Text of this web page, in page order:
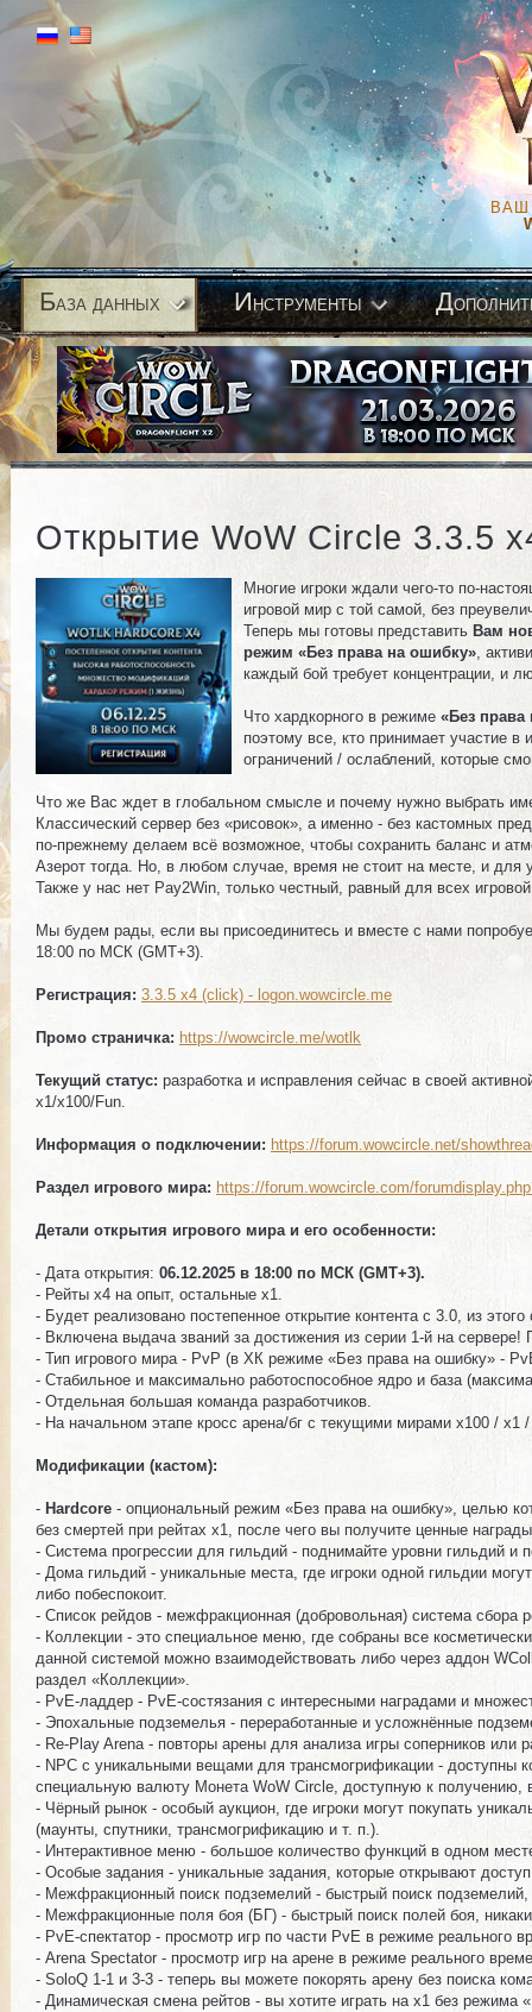
ВАШ
База данных Инструменты Д
Открытие WoW Circle 3.3.5
Многие игроки ждали чего-то по-
игровой мир с той самой, без
Теперь мы готовы представить Вам
режим «Без права на ошибку»,
каждый бой требует концентрации, и
Что хардкорного в режиме «Без права
поэтому все, кто принимает участие
ограничений / ослаблений, которые
Что же Вас ждет в глобальном смысле и почему нужно выбрать
Классический сервер без «рисовок», а именно - без кастомных
по-прежнему делаем всё возможное, чтобы сохранить баланс и
Азерот тогда. Но, в любом случае, время не стоит на месте, и
Также у нас нет Pay2Win, только честный, равный для всех
Мы будем рады, если вы присоединитесь и вместе с нами
18:00 по МСК (GMT+3).
Регистрация: 3.3.5 x4 (click) - logon.wowcircle.me
Промо страничка: https://wowcircle.me/wotlk
Текущий статус: разработка и исправления сейчас в своей
x1/x100/Fun.
Информация о подключении: https://forum.wowcircle.net/
Раздел игрового мира: https://forum.wowcircle.com/
Детали открытия игрового мира и его особенности:
- Дата открытия: 06.12.2025 в 18:00 по МСК (GMT+3).
- Рейты х4 на опыт, остальные х1.
- Будет реализовано постепенное открытие контента с 3.0, из
- Включена выдача званий за достижения из серии 1-й на
- Тип игрового мира - PvP (в ХК режиме «Без права на ошибку» -
- Стабильное и максимально работоспособное ядро и база
- Отдельная большая команда разработчиков.
- На начальном этапе кросс арена/бг с текущими мирами х100 / x1
Модификации (кастом):
- Hardcore - опциональный режим «Без права на ошибку», целью
без смертей при рейтах x1, после чего вы получите ценные
- Система прогрессии для гильдий - поднимайте уровни гильдий и
- Дома гильдий - уникальные места, где игроки одной гильдии
либо побеспокоит.
- Список рейдов - межфракционная (добровольная) система сбора
- Коллекции - это специальное меню, где собраны все
данной системой можно взаимодействовать либо через аддон
раздел «Коллекции».
- PvE-ладдер - PvE-состязания с интересными наградами и
- Эпохальные подземелья - переработанные и усложнённые
- Re-Play Arena - повторы арены для анализа игры соперников или
- NPC с уникальными вещами для трансмогрификации - доступны
специальную валюту Монета WoW Circle, доступную к получению,
- Чёрный рынок - особый аукцион, где игроки могут покупать
(маунты, спутники, трансмогрификацию и т. п.).
- Интерактивное меню - большое количество функций в одном
- Особые задания - уникальные задания, которые открывают
- Межфракционный поиск подземелий - быстрый поиск подземелий,
- Межфракционные поля боя (БГ) - быстрый поиск полей боя,
- PvE-спектатор - просмотр игр по части PvE в режиме реального
- Arena Spectator - просмотр игр на арене в режиме реального
- SoloQ 1-1 и 3-3 - теперь вы можете покорять арену без поиска
- Динамическая смена рейтов - вы хотите играть на х1 без